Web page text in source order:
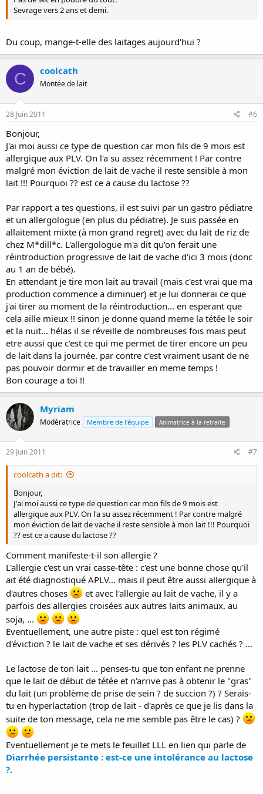
Sevrage vers 2 ans et demi.
Du coup, mange-t-elle des laitages aujourd'hui ?
C coolcath
Montée de lait
28 Juin 2011 #6
Bonjour,
J'ai moi aussi ce type de question car mon fils de 9 mois est
allergique aux PLV. On l'a su assez récemment ! Par contre
malgré mon éviction de lait de vache il reste sensible à mon
lait !!! Pourquoi ?? est ce a cause du lactose ??
Par rapport a tes questions, il est suivi par un gastro pédiatre
et un allergologue (en plus du pédiatre). Je suis passée en
allaitement mixte (à mon grand regret) avec du lait de riz de
chez M*dill*c. L'allergologue m'a dit qu'on ferait une
réintroduction progressive de lait de vache d'ici 3 mois (donc
au 1 an de bébé).
En attendant je tire mon lait au travail (mais c'est vrai que ma
production commence a diminuer) et je lui donnerai ce que
j'ai tirer au moment de la réintroduction... en esperant que
cela aille mieux !! sinon je donne quand meme la tétée le soir
et la nuit... hélas il se réveille de nombreuses fois mais peut
etre aussi que c'est ce qui me permet de tirer encore un peu
de lait dans la journée. par contre c'est vraiment usant de ne
pas pouvoir dormir et de travailler en meme temps !
Bon courage a toi !!
Myriam
Modératrice Membre de l'équipe Animatrice à la retraite
29 Juin 2011 #7
coolcath a dit:
Bonjour,
J'ai moi aussi ce type de question car mon fils de 9 mois est
allergique aux PLV. On l'a su assez récemment ! Par contre malgré
mon éviction de lait de vache il reste sensible à mon lait !!! Pourquoi
?? est ce a cause du lactose ??
Comment manifeste-t-il son allergie ?
L'allergie c'est un vrai casse-tête : c'est une bonne chose qu'il
ait été diagnostiqué APLV... mais il peut être aussi allergique à
d'autres choses
et avec l'allergie au lait de vache, il y a
parfois des allergies croisées aux autres laits animaux, au
soja, ...
Eventuellement, une autre piste : quel est ton régimé
d'éviction ? le lait de vache et ses dérivés ? les PLV cachés ? ...
Le lactose de ton lait ... penses-tu que ton enfant ne prenne
que le lait de début de tétée et n'arrive pas à obtenir le "gras"
du lait (un problème de prise de sein ? de succion ?) ? Serais-
tu en hyperlactation (trop de lait - d'après ce que je lis dans la
suite de ton message, cela ne me semble pas être le cas) ?
Eventuellement je te mets le feuillet LLL en lien qui parle de
Diarrhée persistante : est-ce une intolérance au lactose
?.